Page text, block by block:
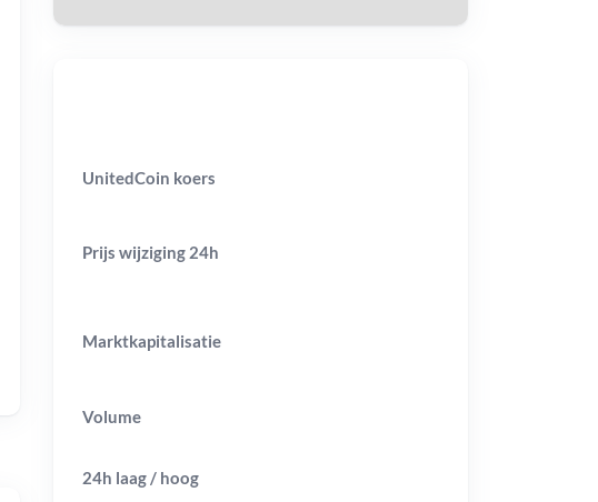
UnitedCoin koers
Prijs wijziging 24h
Marktkapitalisatie
Volume
24h laag / hoog